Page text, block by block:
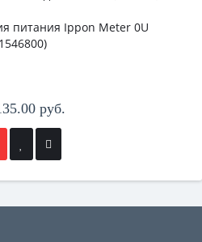
питания Ippon Meter 0U
руб.